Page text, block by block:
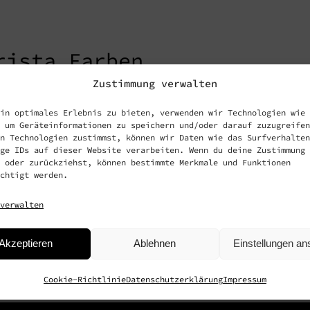
Zustimmung verwalten
optimales Erlebnis zu bieten, verwenden wir Technologien wie
um Geräteinformationen zu speichern und/oder darauf
Technologien zustimmst, können wir Daten wie das
IDs auf dieser Website verarbeiten. Wenn du deine
zurückziehst, können bestimmte Merkmale und Funktionen
werden.
Ablehnen Einstellungen
Cookie-RichtlinieDatenschutzerklärungImpressum
Farben
Farbwelten Selektor erhalten Sie
von unserer vielfältigen Farbpalette.
Sie sich von den unzähligen